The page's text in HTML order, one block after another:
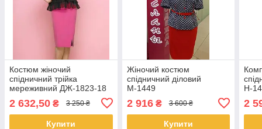
Костюм жіночий
спідничний трійка
мереживний ДЖ-1823-18
2 632,50 ₴ 3 250 ₴
Купити
Жіночий костюм
спідничний діловий
М-1449
2 916₴ 3 600 ₴
Купити
Н-
2